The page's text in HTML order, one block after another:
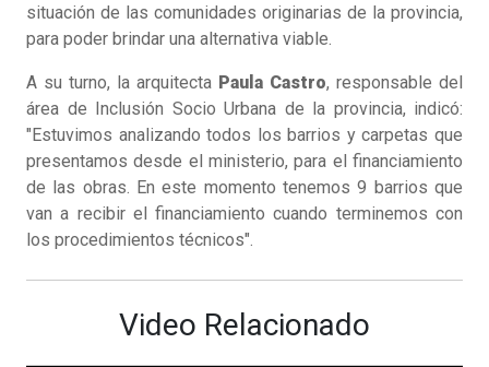
situación de las comunidades originarias de la provincia,
para poder brindar una alternativa viable.
A su turno, la arquitecta Paula Castro, responsable del
área de Inclusión Socio Urbana de la provincia, indicó:
"Estuvimos analizando todos los barrios y carpetas que
presentamos desde el ministerio, para el financiamiento
de las obras. En este momento tenemos 9 barrios que
van a recibir el financiamiento cuando terminemos con
los procedimientos técnicos".
Video Relacionado